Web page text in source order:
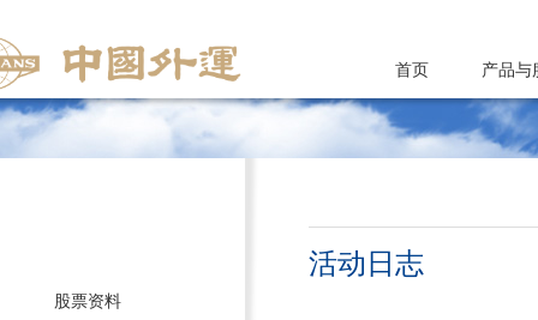
首页 产品与
股票资料
活动日志